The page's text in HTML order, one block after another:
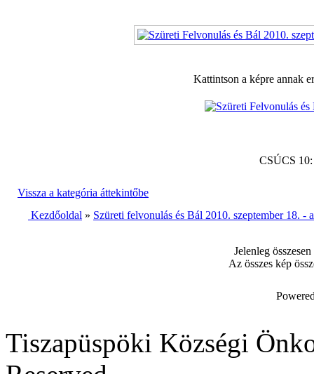
Kattintson a képre annak
CSÚCS
Vissza a kategória áttekintőbe
Kezdőoldal » Szüreti felvonulás és Bál 2010. szeptember 18. -
Jelenleg
Az összes kép
Tiszapüspöki Községi